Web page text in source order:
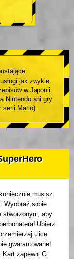
jak zwykle.
w Japonii.
Nintendo ani gry
serii Mario).
musisz
Wyobraź sobie
stworzonym, aby
Ubierz
ulice
gwarantowane!
Kart zapewni Ci